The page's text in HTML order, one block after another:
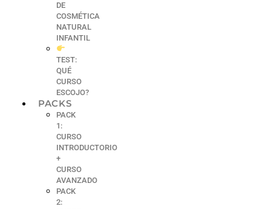
DE
COSMÉTICA
NATURAL
INFANTIL
TEST:
QUÉ
CURSO
ESCOJO?
PACKS
PACK
1:
CURSO
INTRODUCTORIO
+
CURSO
AVANZADO
PACK
2: